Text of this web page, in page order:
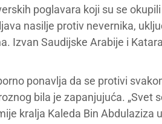
poglavara koji su se
nasilje protiv nevernika,
Izvan Saudijske Arabije i
ponavlja da se protivi
bila je zapanjujuća. „Svet
kralja Kaleda Bin Abdulaziza